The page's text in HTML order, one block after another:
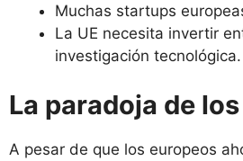
Muchas startups
La UE necesita invertir
investigación tecnológica.
La paradoja de
A pesar de que los europeos